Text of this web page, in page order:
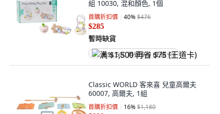
組 10030, 混和顏色, 1個
首購折扣價 40%$476
$285
暫時缺貨
满 $1,500 再省 $75 (王道卡)
Classic WORLD 客來喜 兒童高爾夫
60007, 高爾夫, 1組
首購折扣價 16%$1,180